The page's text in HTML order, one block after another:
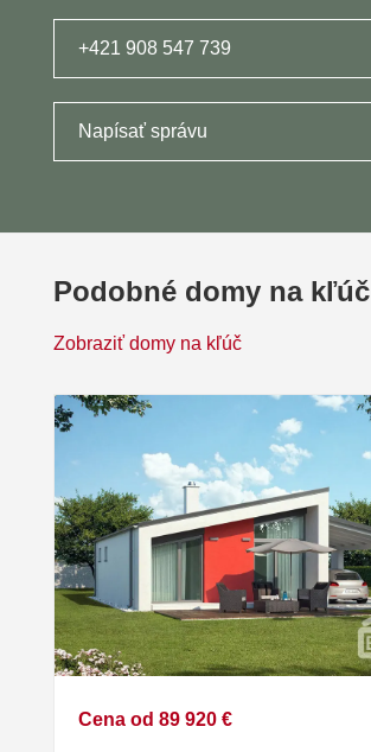
+421 908 547 739
Napísať správu
Podobné domy na kľúč
Zobraziť domy na kľúč
Cena od 89 920 €